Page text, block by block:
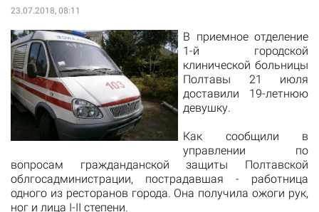
23.07.2018, 08:11
В приемное отделение
1-й
городской
клинической больницы
Полтавы 21 июля
доставили 19-летнюю
девушку.
Как сообщили в
управлении по
вопросам гражданданской защиты Полтавской
облгосадминистрации, пострадавшая - работница
одного из ресторанов города. Она получилаожоги рук,
ног и лица I-II степени.